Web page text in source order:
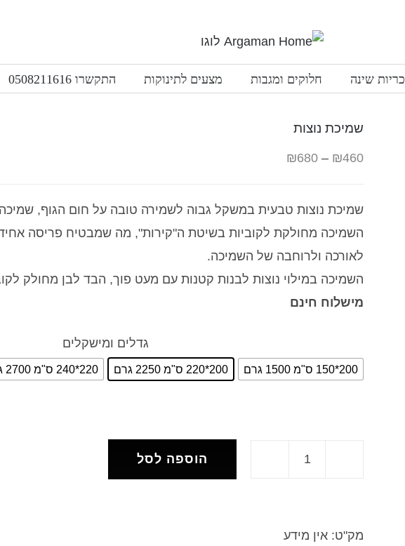
כריות שינה חלוקים ומגבות מצעים לתינוקות התקשרו 0508211616
שמיכת נוצות
₪460
–
₪680
שמיכת נוצות טבעית במשקל גבוה לשמירה טובה על חום הגוף,
השמיכה מחולקת לקוביות בשיטת ה"קירות", מה שמבטיח פריסה
לאורכה ולרוחבה של השמיכה.
השמיכה במילוי נוצות לבנות קטנות עם מעט פוך, הבד לבן מחולק לקוביות ועשוי
מישלוח חינם
גדלים ומישקלים
200*150 ס"מ 1500 גרם 200*220 ס"מ 2250 גרם 220*240 ס"מ 2700 גרם
הוספה לסל
מק"ט: אין מידע